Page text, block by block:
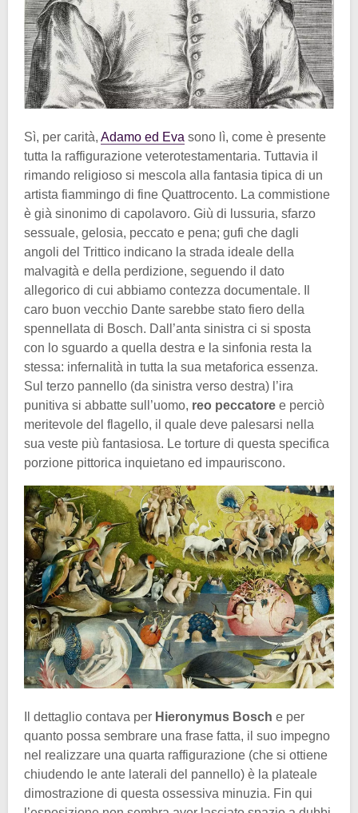
Sì, per carità, Adamo ed Eva sono lì, come è presente
tutta la raffigurazione veterotestamentaria. Tuttavia il
rimando religioso si mescola alla fantasia tipica di un
artista fiammingo di fine Quattrocento. La commistione
è già sinonimo di capolavoro. Giù di lussuria, sfarzo
sessuale, gelosia, peccato e pena; gufi che dagli
angoli del Trittico indicano la strada ideale della
malvagità e della perdizione, seguendo il dato
allegorico di cui abbiamo contezza documentale. Il
caro buon vecchio Dante sarebbe stato fiero della
spennellata di Bosch. Dall’anta sinistra ci si sposta
con lo sguardo a quella destra e la sinfonia resta la
stessa: infernalità in tutta la sua metaforica essenza.
Sul terzo pannello (da sinistra verso destra) l’ira
punitiva si abbatte sull’uomo, reo peccatore e perciò
meritevole del flagello, il quale deve palesarsi nella
sua veste più fantasiosa. Le torture di questa specifica
porzione pittorica inquietano ed impauriscono.
Il dettaglio contava per Hieronymus Bosch e per
quanto possa sembrare una frase fatta, il suo impegno
nel realizzare una quarta raffigurazione (che si ottiene
chiudendo le ante laterali del pannello) è la plateale
dimostrazione di questa ossessiva minuzia. Fin qui